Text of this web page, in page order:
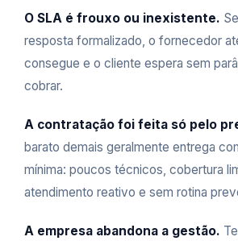
O SLA é frouxo ou inexistente.
resposta formalizado, o fornecedor
consegue e o cliente espera sem
cobrar.
A contratação foi feita só pelo
barato demais geralmente entrega
mínima: poucos técnicos, cobertura
atendimento reativo e sem rotina
A empresa abandona a gestão.